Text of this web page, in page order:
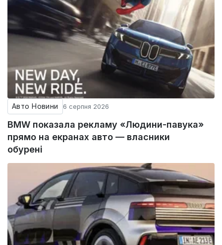
Авто Новини 6 серпня 2026
BMW показала рекламу «Людини-павука»
прямо на екранах авто — власники
обурені